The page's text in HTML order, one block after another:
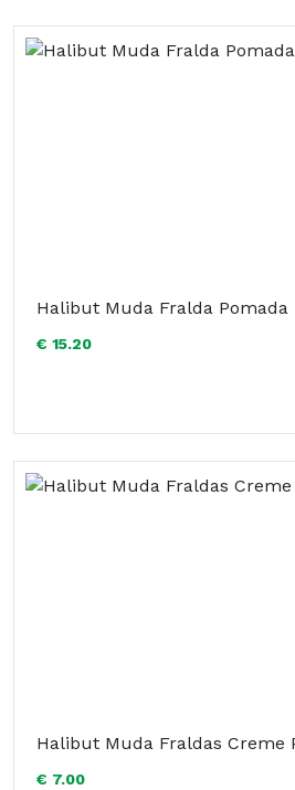
Halibut Muda Fralda Pomada
€ 15.20
Halibut Muda Fraldas Creme
€ 7.00